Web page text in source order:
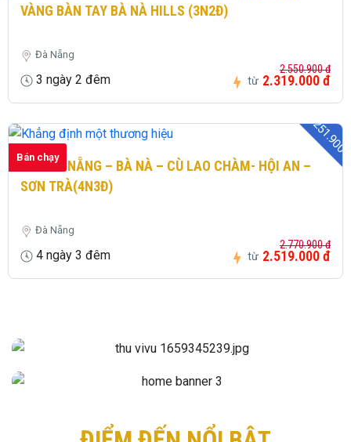
VÀNG BÀN TAY BÀ NÀ HILLS (3N2Đ)
Đà Nẵng
3 ngày 2 đêm từ
2.550.900 đ
2.319.000 đ
-
Bán chạy
226: ĐÀ NẴNG – BÀ NÀ – CÙ LAO CHÀM- HỘI AN –
SƠN TRÀ(4N3Đ)
Đà Nẵng
4 ngày 3 đêm từ
2.770.900 đ
2.519.000 đ